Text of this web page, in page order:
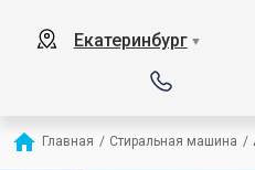
Екатеринбург ▼
Главная / Стиральная машина /